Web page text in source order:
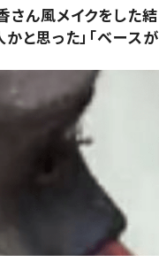
ん風メイクをした結
と思った」「ベースが